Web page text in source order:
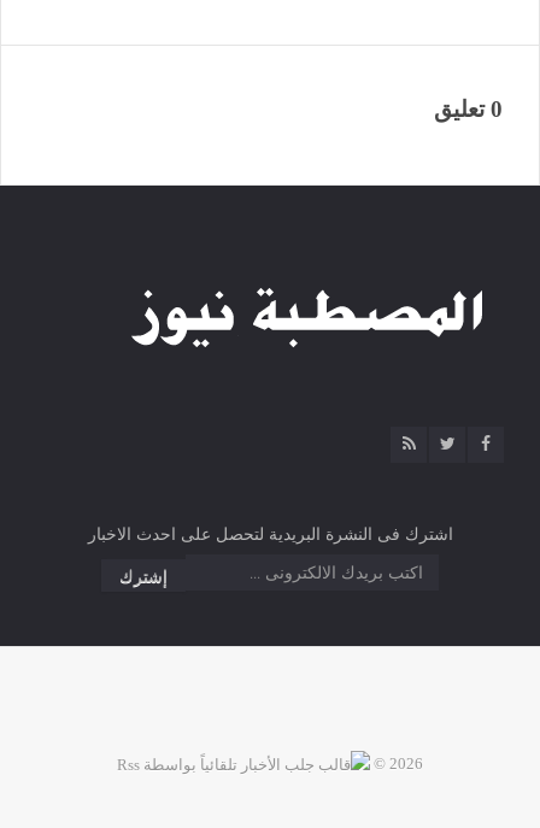
0 تعليق
اشترك فى النشرة البريدية لتحصل على احدث الاخبار
2026 ©